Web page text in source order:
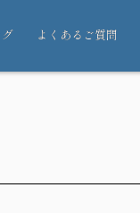
よくあるご質問